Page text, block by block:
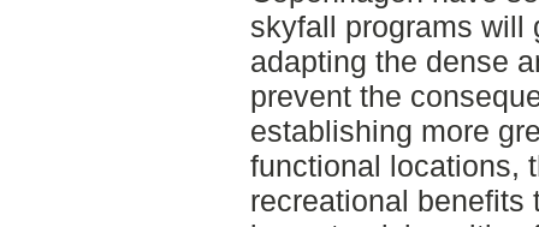
skyfall programs will
adapting the dense
prevent the
establishing more
functional locations,
recreational benefits